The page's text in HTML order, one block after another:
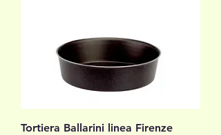
Tortiera Ballarini linea Firenze